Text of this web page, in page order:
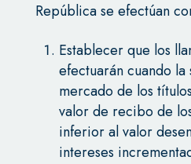
República se efectúan
Establecer que los
efectuarán cuando
mercado de los
valor de recibo de
inferior al valor
intereses